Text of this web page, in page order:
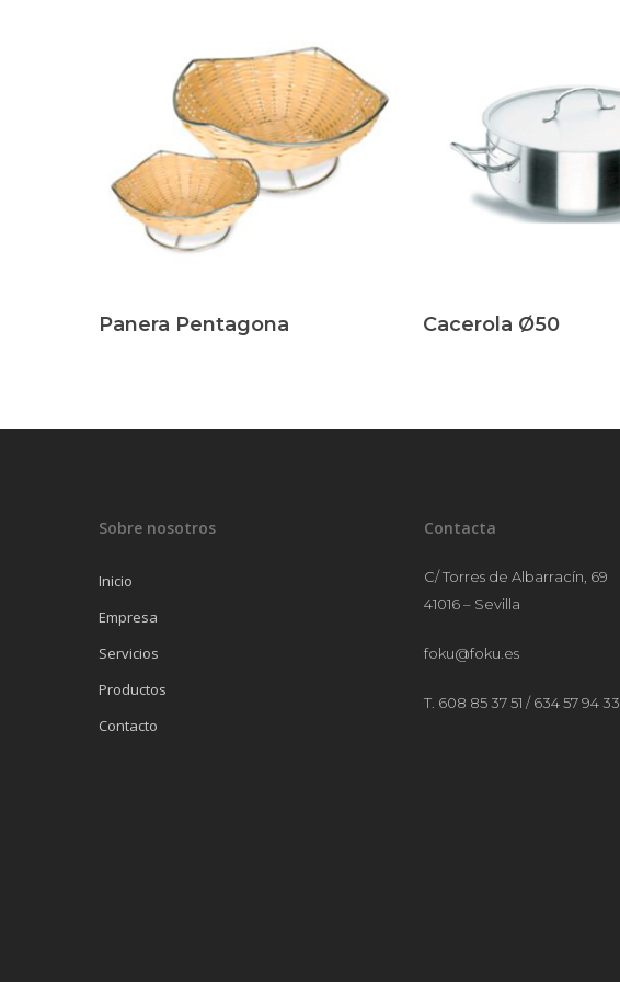
Panera Pentagona Cacerola Ø50
Sobre nosotros
Inicio
Empresa
Servicios
Productos
Contacto
Contacta
C/ Torres de Albarracín, 69
41016 – Sevilla
foku@foku.es
T. 608 85 37 51 / 634 57 94 33